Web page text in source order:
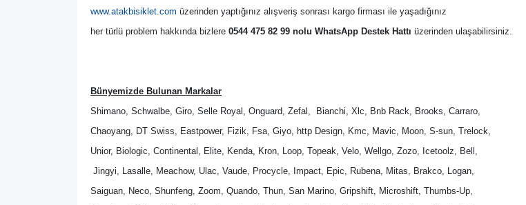
www.atakbisiklet.com üzerinden yaptığınız alışveriş sonrası kargo firması ile yaşadığınız
her türlü problem hakkında bizlere 0544 475 82 99 nolu WhatsApp Destek Hattı üzerinden ulaşabilirsiniz.
Bünyemizde Bulunan Markalar
Shimano, Schwalbe, Giro, Selle Royal, Onguard, Zefal,  Bianchi, Xlc, Bnb Rack, Brooks, Carraro,
Chaoyang, DT Swiss, Eastpower, Fizik, Fsa, Giyo, http Design, Kmc, Mavic, Moon, S-sun, Trelock,
Unior, Biologic, Continental, Elite, Kenda, Kron, Loop, Topeak, Velo, Wellgo, Zozo, Icetoolz, Bell,
Jingyi, Lasalle, Meachow, Ulac, Vaude, Procycle, Impact, Epic, Rubena, Mitas, Brakco, Logan,
Saiguan, Neco, Shunfeng, Zoom, Quando, Thun, San Marino, Gripshift, Microshift, Thumbs-Up,